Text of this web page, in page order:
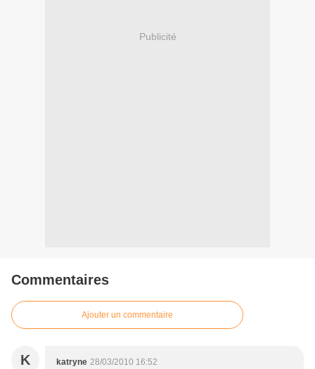
Publicité
Commentaires
Ajouter un commentaire
K katryne 28/03/2010 16:52